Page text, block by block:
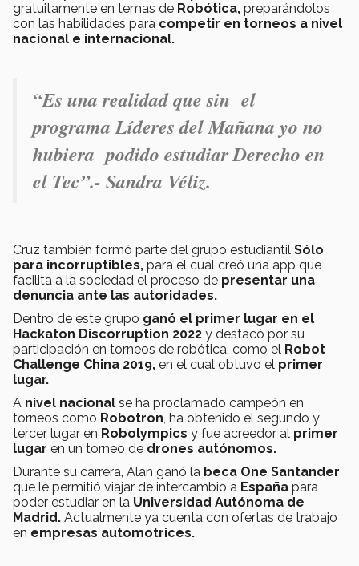
gratuitamente en temas de Robótica, preparándolos
con las habilidades para competir en torneos a nivel
nacional e internacional.
“Es una realidad que sin el
programa Líderes del Mañana yo no
hubiera podido estudiar Derecho en
el Tec”.- Sandra Véliz.
Cruz también formó parte del grupo estudiantil Sólo
para incorruptibles, para el cual creó una app que
facilita a la sociedad el proceso de presentar una
denuncia ante las autoridades.
Dentro de este grupo ganó el primer lugar en el
Hackaton Discorruption 2022 y destacó por su
participación en torneos de robótica, como el Robot
Challenge China 2019, en el cual obtuvo el primer
lugar.
A nivel nacional se ha proclamado campeón en
torneos como Robotron, ha obtenido el segundo y
tercer lugar en Robolympics y fue acreedor al primer
lugar en un torneo de drones autónomos.
Durante su carrera, Alan ganó la beca One Santander
que le permitió viajar de intercambio a España para
poder estudiar en la Universidad Autónoma de
Madrid. Actualmente ya cuenta con ofertas de trabajo
en empresas automotrices.